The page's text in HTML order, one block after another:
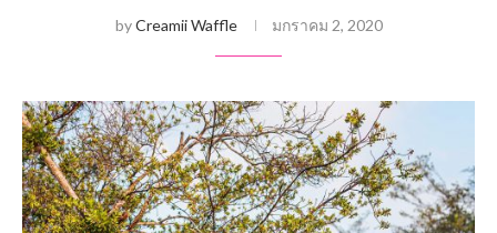
byCreamii Waffle มกราคม 2, 2020